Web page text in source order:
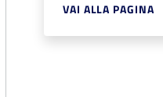
VAI ALLA PAGINA